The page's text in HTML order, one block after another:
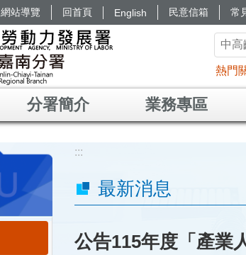
網站導覽 回首頁 English 民意信箱 常
熱門
分署簡介 業務專區
:::
最新消息
公告115年度「產業